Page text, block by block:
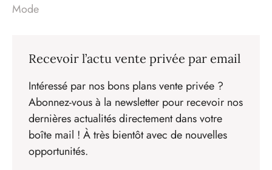
Mode
Recevoir l’actu vente privée par email
Intéressé par nos bons plans vente privée ?
Abonnez-vous à la newsletter pour recevoir nos
dernières actualités directement dans votre
boîte mail ! À très bientôt avec de nouvelles
opportunités.